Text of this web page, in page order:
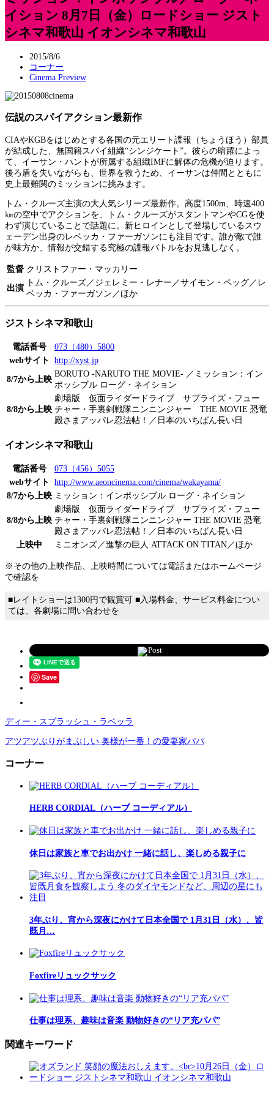
イション 8月7日（金）ロードショー ジスト
シネマ和歌山 イオンシネマ和歌山
2015/8/6
コーナー
Cinema Preview
伝説のスパイアクション最新作
CIAやKGBをはじめとする各国の元エリート諜報（ちょうほう）部員
が結成した、無国籍スパイ組織“シンジケート”。彼らの暗躍によっ
て、イーサン・ハントが所属する組織IMFに解体の危機が迫ります。
後ろ盾を失いながらも、世界を救うため、イーサンは仲間とともに
史上最難関のミッションに挑みます。
トム・クルーズ主演の大人気シリーズ最新作。高度1500m、時速400
㎞の空中でアクションを、トム・クルーズがスタントマンやCGを使
わず演じていることで話題に。新ヒロインとして登場しているスウ
ェーデン出身のレベッカ・ファーガソンにも注目です。誰が敵で誰
が味方か、情報が交錯する究極の諜報バトルをお見逃しなく。
監督 クリストファー・マッカリー
出演
トム・クルーズ／ジェレミー・レナー／サイモン・ペッグ／レ
ベッカ・ファーガソン／ほか
ジストシネマ和歌山
電話番号
073（480）5800
webサイト
http://xyst.jp
8/7から上映
BORUTO -NARUTO THE MOVIE- ／ミッション：イン
ポッシブル ローグ・ネイション
8/8から上映
劇場版 仮面ライダードライブ サプライズ・フュー
チャー・手裏剣戦隊ニンニンジャー THE MOVIE 恐竜
殿さまアッパレ忍法帖！／日本のいちばん長い日
イオンシネマ和歌山
電話番号
073（456）5055
webサイト
http://www.aeoncinema.com/cinema/wakayama/
8/7から上映 ミッション：インポッシブル ローグ・ネイション
8/8から上映
劇場版 仮面ライダードライブ サプライズ・フュー
チャー・手裏剣戦隊ニンニンジャー THE MOVIE 恐竜
殿さまアッパレ忍法帖！／日本のいちばん長い日
上映中
ミニオンズ／進撃の巨人 ATTACK ON TITAN／ほか
※その他の上映作品、上映時間については電話またはホームページ
で確認を
■レイトショーは1300円で観賞可 ■入場料金、サービス料金につい
ては、各劇場に問い合わせを
Post
Save
ディー・スプラッシュ・ラベッラ
アツアツぶりがまぶしい 奥様が一番！の愛妻家パパ
コーナー
HERB CORDIAL（ハーブ コーディアル）
休日は家族と車でお出かけ 一緒に話し、楽しめる親子に
3年ぶり、宵から深夜にかけて日本全国で 1月31日（水）、皆
既月…
Foxfireリュックサック
仕事は理系、趣味は音楽 動物好きの“リア充パパ”
関連キーワード